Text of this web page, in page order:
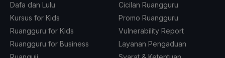
Dafa dan Lulu
Kursus for Kids
Ruangguru for Kids
Ruangguru for Business
Cicilan Ruangguru
Promo Ruangguru
Vulnerability Report
Layanan Pengaduan